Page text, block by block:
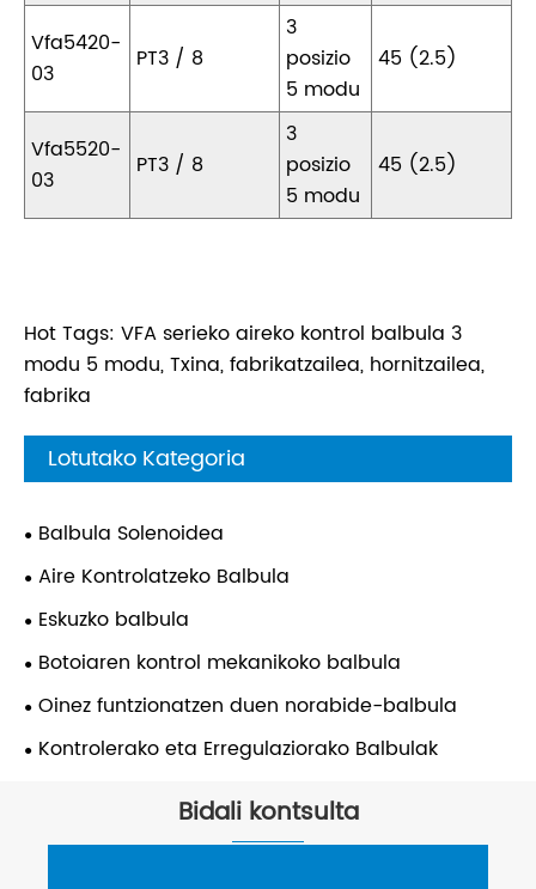
Vfa5420-
03
PT3 / 8
3
posizio
5 modu
45 (2.5)
Vfa5520-
03
PT3 / 8
3
posizio
5 modu
45 (2.5)
Hot Tags: VFA serieko aireko kontrol balbula 3
modu 5 modu, Txina, fabrikatzailea, hornitzailea,
fabrika
Lotutako Kategoria
Balbula Solenoidea
Aire Kontrolatzeko Balbula
Eskuzko balbula
Botoiaren kontrol mekanikoko balbula
Oinez funtzionatzen duen norabide-balbula
Kontrolerako eta Erregulaziorako Balbulak
Bidali kontsulta